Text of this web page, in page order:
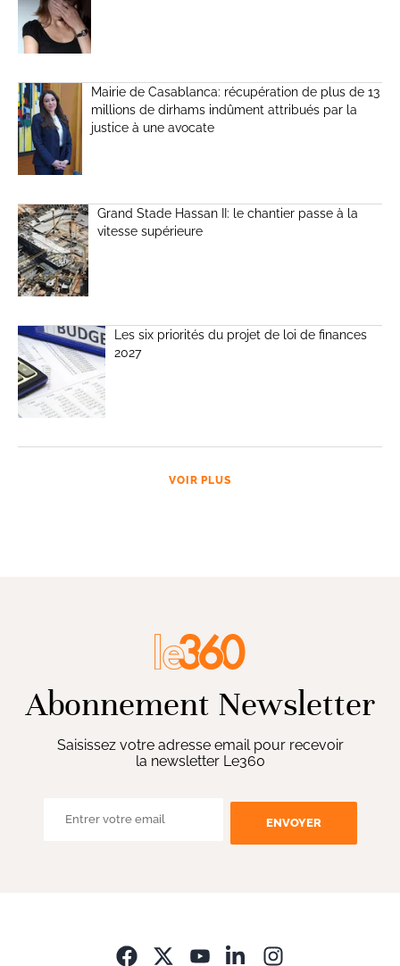
Mairie de Casablanca: récupération de plus de 13
millions de dirhams indûment attribués par la
justice à une avocate
Grand Stade Hassan II: le chantier passe à la
vitesse supérieure
Les six priorités du projet de loi de finances
2027
VOIR PLUS
Abonnement Newsletter
Saisissez votre adresse email pour recevoir
la newsletter Le360
ENVOYER